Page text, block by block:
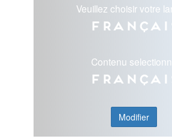
Veuillez choisir votre
Contenu
Modifier